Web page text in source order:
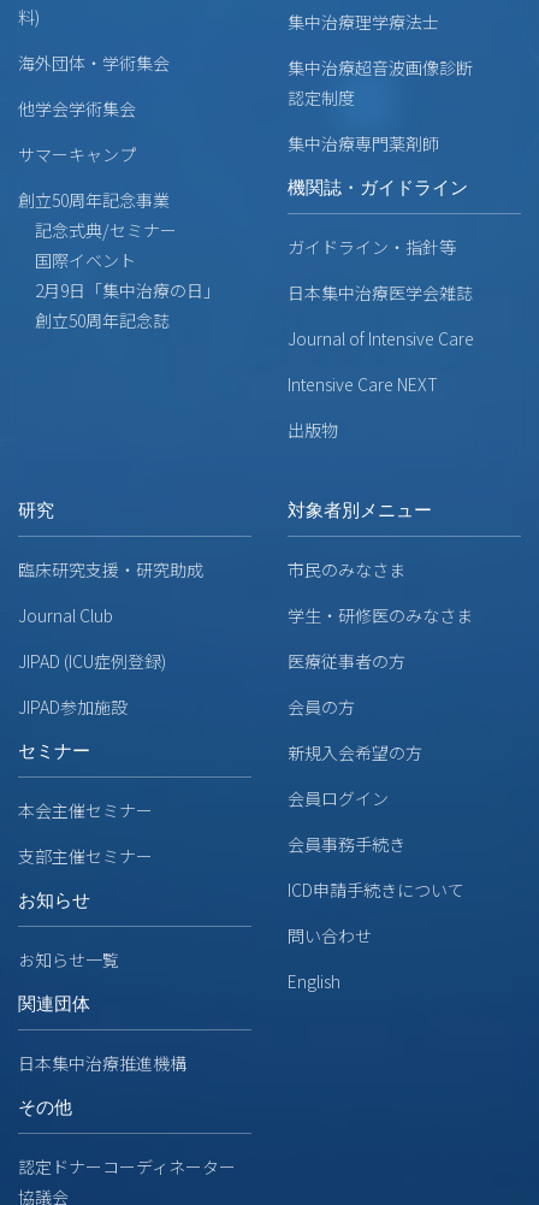
料)
海外団体・学術集会
他学会学術集会
サマーキャンプ
創立50周年記念事業
記念式典/セミナー
国際イベント
2月9日「集中治療の日」
創立50周年記念誌
集中治療理学療法士
集中治療超音波画像診断
認定制度
集中治療専門薬剤師
機関誌・ガイドライン
ガイドライン・指針等
日本集中治療医学会雑誌
Journal of Intensive Care
Intensive Care NEXT
出版物
研究
臨床研究支援・研究助成
Journal Club
JIPAD (ICU症例登録)
JIPAD参加施設
セミナー
本会主催セミナー
支部主催セミナー
お知らせ
お知らせ一覧
関連団体
日本集中治療推進機構
その他
認定ドナーコーディネーター
協議会
対象者別メニュー
市民のみなさま
学生・研修医のみなさま
医療従事者の方
会員の方
新規入会希望の方
会員ログイン
会員事務手続き
ICD申請手続きについて
問い合わせ
English